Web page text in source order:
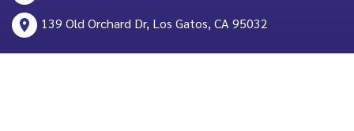
139 Old Orchard Dr, Los Gatos, CA 95032